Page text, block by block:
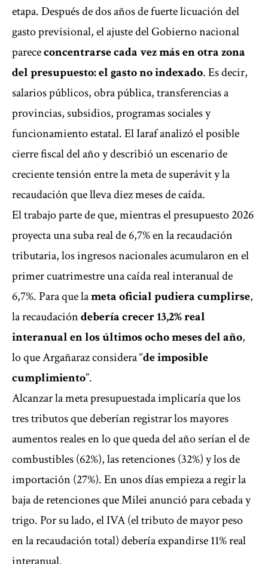
etapa. Después de dos años de fuerte licuación del
gasto previsional, el ajuste del Gobierno nacional
parececoncentrarse cada vez más en otra zona
del presupuesto: el gasto no indexado. Es decir,
salarios públicos, obra pública, transferencias a
provincias, subsidios, programas sociales y
funcionamiento estatal. El Iaraf analizó el posible
cierre fiscal del año y describió un escenario de
creciente tensión entre la meta de superávit y la
recaudación que lleva diez meses de caída.
El trabajo parte de que, mientras el presupuesto 2026
proyecta una suba real de 6,7% en la recaudación
tributaria, los ingresos nacionales acumularon en el
primer cuatrimestre una caída real interanual de
6,7%. Para que lameta oficial pudiera cumplirse,
la recaudacióndebería crecer 13,2% real
interanual en los últimos ocho meses del año,
lo que Argañaraz considera “de imposible
cumplimiento”.
Alcanzar la meta presupuestada implicaría que los
tres tributos que deberían registrar los mayores
aumentos reales en lo que queda del año serían el de
combustibles (62%), las retenciones (32%) y los de
importación (27%). En unos días empieza a regir la
baja de retenciones que Milei anunció para cebada y
trigo. Por su lado, el IVA (el tributo de mayor peso
en la recaudación total) debería expandirse 11% real